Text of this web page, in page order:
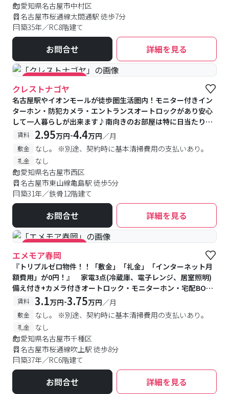
愛知県名古屋市中村区
名古屋市桜通線太閤通駅 徒歩7分
築35年／RC8階建て
お問合せ 詳細を見る
#キャンペーン実施中
クレストナゴヤ
名古屋駅やイオンモールが徒歩圏生活圏内！モニター付きイン
ターホン・防犯カメラ・エントランスオートロックがあり安心
して一人暮らしが出来ます♪南向きのお部屋は特に日当たりが
良くおススメです★
賃料 2.95万円-4.4万円／月
敷金 なし。 ※別途、契約時に基本清掃費用の支払いあり。
礼金
なし
愛知県名古屋市西区
名古屋市東山線亀島駅 徒歩5分
築31年／鉄骨12階建て
お問合せ 詳細を見る
#キャンペーン実施中
エメモア春岡
『トリプルゼロ物件！！「敷金」「礼金」「インターネット月
額費用」が0円！』 家電3点(冷蔵庫、電子レンジ、居室照明)
備え付き+カメラ付きオートロック・モニターホン・宅配BOX
付きで家賃は３万円台とお手頃！1階はオーナー宅でより安心で
賃料 3.1万円-3.75万円／月
敷金 なし。 ※別途、契約時に基本清掃費用の支払いあり。
礼金
なし
愛知県名古屋市千種区
名古屋市桜通線吹上駅 徒歩8分
築37年／RC6階建て
お問合せ 詳細を見る